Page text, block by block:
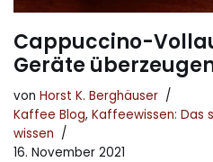
Cappuccino-
Geräte
von Horst K. Berghäuser
Kaffee Blog, Kaffeewissen: Das
wissen
16. November 2021